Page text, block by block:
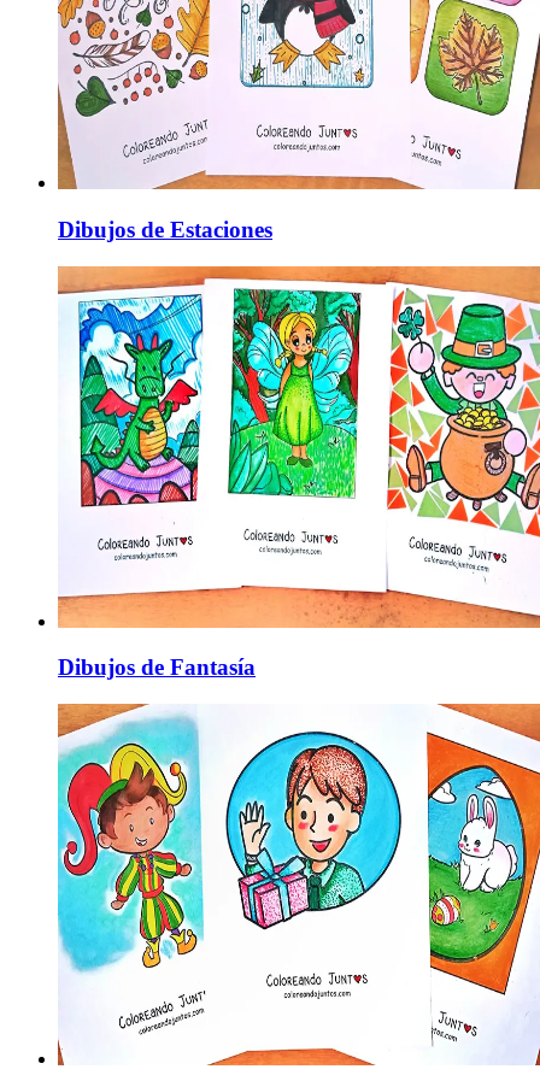
Dibujos de Estaciones
Dibujos de Fantasía